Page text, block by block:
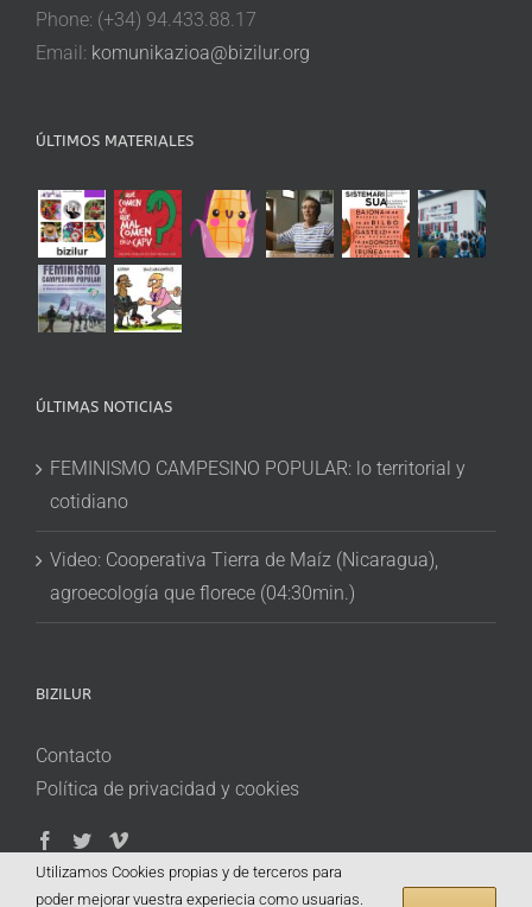
Phone: (+34) 94.433.88.17
Email: komunikazioa@bizilur.org
ÚLTIMOS MATERIALES
ÚLTIMAS NOTICIAS
FEMINISMO CAMPESINO POPULAR: lo territorial y
cotidiano
Video: Cooperativa Tierra de Maíz (Nicaragua),
agroecología que florece (04:30min.)
BIZILUR
Contacto
Política de privacidad y cookies
Utilizamos Cookies propias y de terceros para
poder mejorar vuestra experiecia como usuarias.